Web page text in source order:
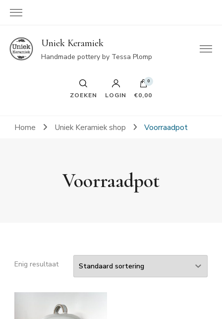
Uniek Keramiek
Handmade pottery by Tessa Plomp
ZOEKEN LOGIN
0
€0,00
Home Uniek Keramiek shop Voorraadpot
Voorraadpot
Enig resultaat